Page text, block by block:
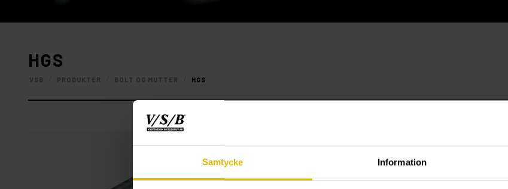
Samtycke Information
HGS
VSB PRODUKTER BOLT OG MUTTER HGS